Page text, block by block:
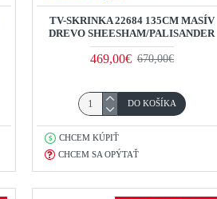
TV-SKRINKA 22684 135CM MASÍV
DREVO SHEESHAM/PALISANDER
469,00€ 670,00€
DO KOŠÍKA
CHCEM KÚPIŤ
CHCEM SA OPÝTAŤ